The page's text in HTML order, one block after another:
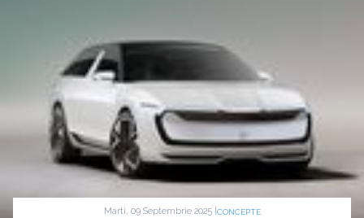
Marti, 09 Septembrie 2025 | CONCEPTE